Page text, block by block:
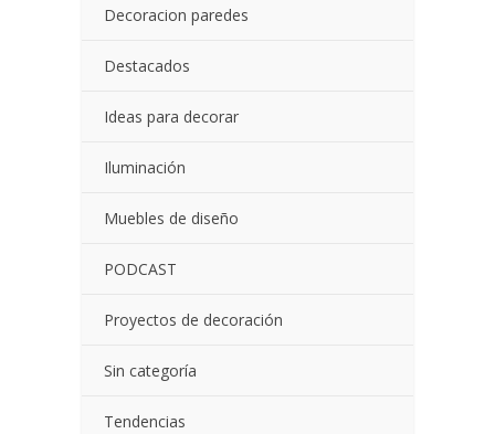
Decoracion paredes
Destacados
Ideas para decorar
Iluminación
Muebles de diseño
PODCAST
Proyectos de decoración
Sin categoría
Tendencias